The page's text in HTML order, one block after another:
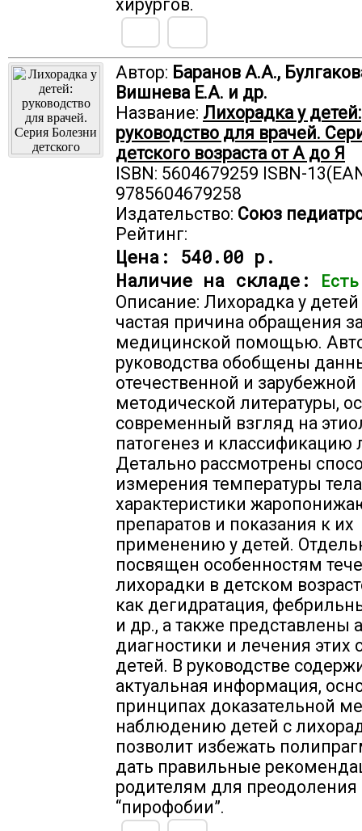
хирургов.
Автор: Баранов А.А.,
Вишнева Е.А. и др.
Название: Лихорадка у детей:
руководство для врачей.
детского возраста от А до Я
ISBN: 5604679259 ISBN-
9785604679258
Издательство: Союз
Рейтинг:
Цена: 540.00 р.
Наличие на складе:
Описание: Лихорадка у
частая причина обращения
медицинской помощью.
руководства обобщены
отечественной и зарубежной
методической литературы,
современный взгляд на
патогенез и классификацию
Детально рассмотрены
измерения температуры
характеристики
препаратов и показания к их
применению у детей.
посвящен особенностям
лихорадки в детском
как дегидратация,
и др., а также представлены
диагностики и лечения этих
детей. В руководстве
актуальная информация,
принципах доказательной
наблюдению детей с
позволит избежать
дать правильные
родителям для преодоления
“пирофобии”.